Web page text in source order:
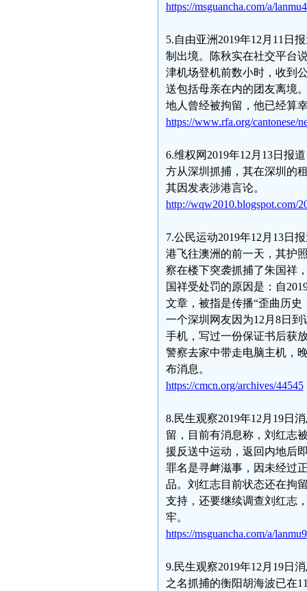
https://msguancha.com/a/
5.自由亚洲2019年12月11日
制出境。陈秋实在社交平台
津机场登机前数小时，收到
送包括母亲在内的团友离境
地人曾经被拘留，他已经算
https://www.rfa.org/cantonese/
6.维权网2019年12月13日报
方从深圳抓捕，其在深圳的
其因发表涉港言论。
http://wqw2010.blogspot.com/
7.公民运动2019年12月13日
港飞往澳洲的前一天，其护
察在楼下突袭抓捕了朱国祥
国祥受处罚的原因是：自
文章，被指是传播“歪曲历
一个深圳网友因为12月8日
手机，写过一份保证书后获
警察去家中带走电脑主机，
布消息。
https://cmcn.org/archives/44545
8.民生观察2019年12月19日
留，目前有消息称，刘红志
援反送中运动，返回内地后
罪名是寻衅滋事，因未经过
品。刘红志目前状态还在拘
支持，还要继续调查刘红志
牢。
https://msguancha.com/a/
9.民生观察2019年12月19日
之名抓捕的衡阳胡海波已在